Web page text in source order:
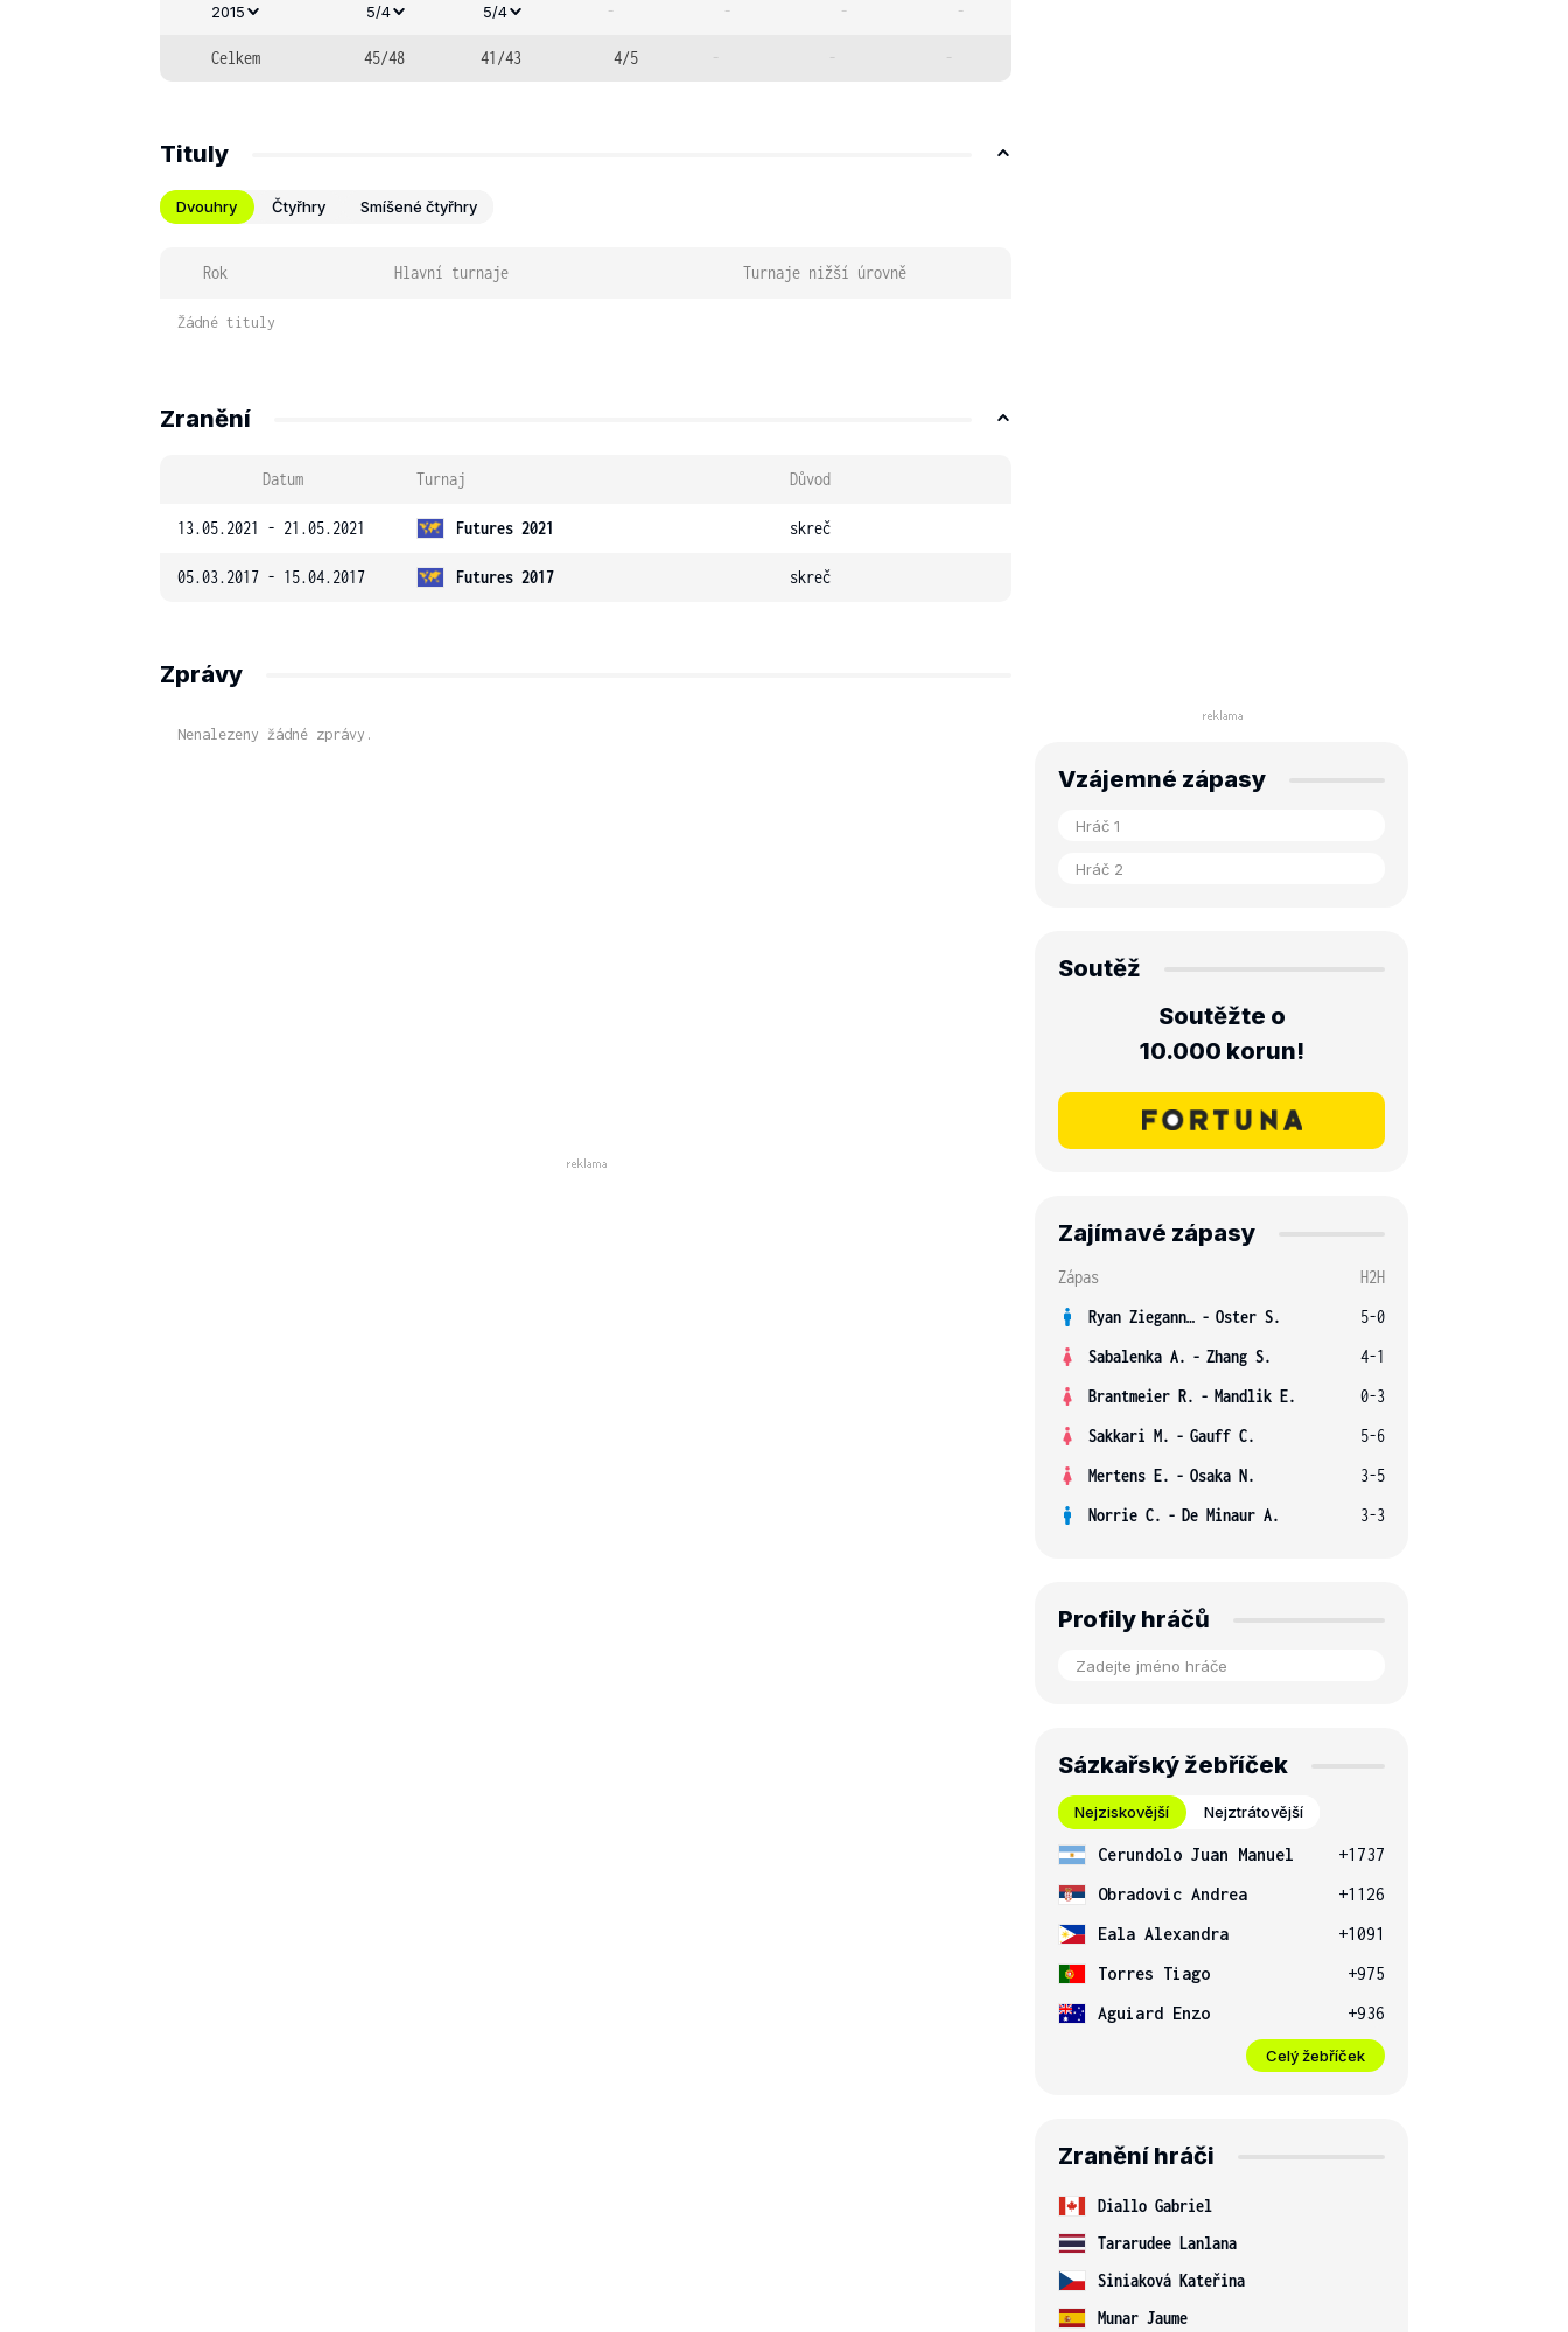
2015 5/4 5/4 - - - -
Celkem 45/48 41/43 4/5 - - -
Tituly
Dvouhry Čtyřhry Smíšené čtyřhry
Rok Hlavní turnaje Turnaje nižší úrovně
Žádné tituly
Zranění
Datum Turnaj Důvod
13.05.2021 - 21.05.2021 Futures 2021 skreč
05.03.2017 - 15.04.2017 Futures 2017 skreč
Zprávy
Nenalezeny žádné zprávy.
Vzájemné zápasy
Soutěž
Soutěžte o
10.000 korun!
Zajímavé zápasy
Zápas
H2H
Ryan Ziegann S. - Oster S.
5-0
Sabalenka A. - Zhang S.
4-1
Brantmeier R. - Mandlik E.
0-3
Sakkari M. - Gauff C.
5-6
Mertens E. - Osaka N.
3-5
Norrie C. - De Minaur A. 3-3
Profily hráčů
Sázkařský žebříček
Nejziskovější Nejztrátovější
Cerundolo Juan Manuel
+1737
Obradovic Andrea
+1126
Eala Alexandra
+1091
Torres Tiago
+975
Aguiard Enzo
+936
Celý žebříček
Zranění hráči
Diallo Gabriel
Tararudee Lanlana
Siniaková Kateřina
Munar Jaume